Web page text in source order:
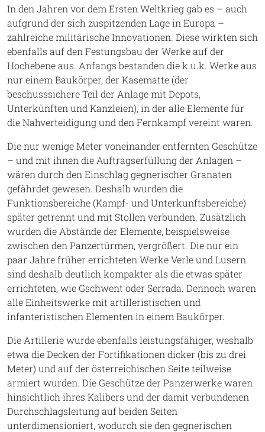
In den Jahren vor dem Ersten Weltkrieg gab es – auch
aufgrund der sich zuspitzenden Lage in Europa –
zahlreiche militärische Innovationen. Diese wirkten sich
ebenfalls auf den Festungsbau der Werke auf der
Hochebene aus. Anfangs bestanden die k.u.k. Werke aus
nur einem Baukörper, der Kasematte (der
beschusssichere Teil der Anlage mit Depots,
Unterkünften und Kanzleien), in der alle Elemente für
die Nahverteidigung und den Fernkampf vereint waren.
Die nur wenige Meter voneinander entfernten Geschütze
– und mit ihnen die Auftragserfüllung der Anlagen –
wären durch den Einschlag gegnerischer Granaten
gefährdet gewesen. Deshalb wurden die
Funktionsbereiche (Kampf- und Unterkunftsbereiche)
später getrennt und mit Stollen verbunden. Zusätzlich
wurden die Abstände der Elemente, beispielsweise
zwischen den Panzertürmen, vergrößert. Die nur ein
paar Jahre früher errichteten Werke Verle und Lusern
sind deshalb deutlich kompakter als die etwas später
errichteten, wie Gschwent oder Serrada. Dennoch waren
alle Einheitswerke mit artilleristischen und
infanteristischen Elementen in einem Baukörper.
Die Artillerie wurde ebenfalls leistungsfähiger, weshalb
etwa die Decken der Fortifikationen dicker (bis zu drei
Meter) und auf der österreichischen Seite teilweise
armiert wurden. Die Geschütze der Panzerwerke waren
hinsichtlich ihres Kalibers und der damit verbundenen
Durchschlagsleitung auf beiden Seiten
unterdimensioniert, wodurch sie den gegnerischen